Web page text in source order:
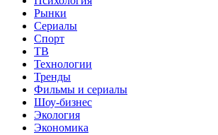
Рынки
Сериалы
Спорт
ТВ
Технологии
Тренды
Фильмы и сериалы
Шоу-бизнес
Экология
Экономика